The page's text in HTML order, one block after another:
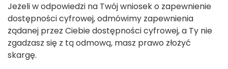
Jeżeli w odpowiedzi na Twój wniosek o zapewnienie
dostępności cyfrowej, odmówimy zapewnienia
żądanej przez Ciebie dostępności cyfrowej, a Ty nie
zgadzasz się z tą odmową, masz prawo złożyć
skargę.